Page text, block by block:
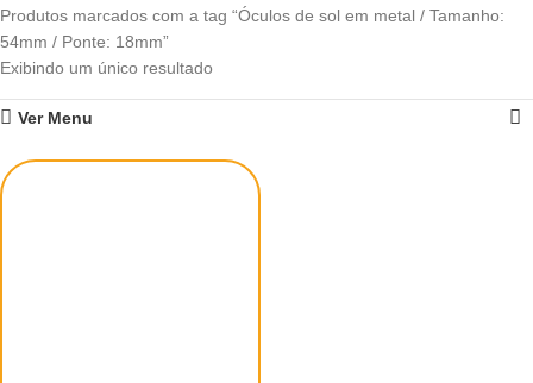
Produtos marcados com a tag “Óculos de sol em metal / Tamanho:
54mm / Ponte: 18mm”
Exibindo um único resultado
Ver Menu